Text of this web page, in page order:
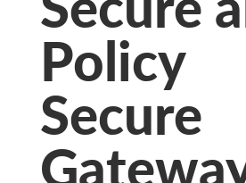
Policy
Secure